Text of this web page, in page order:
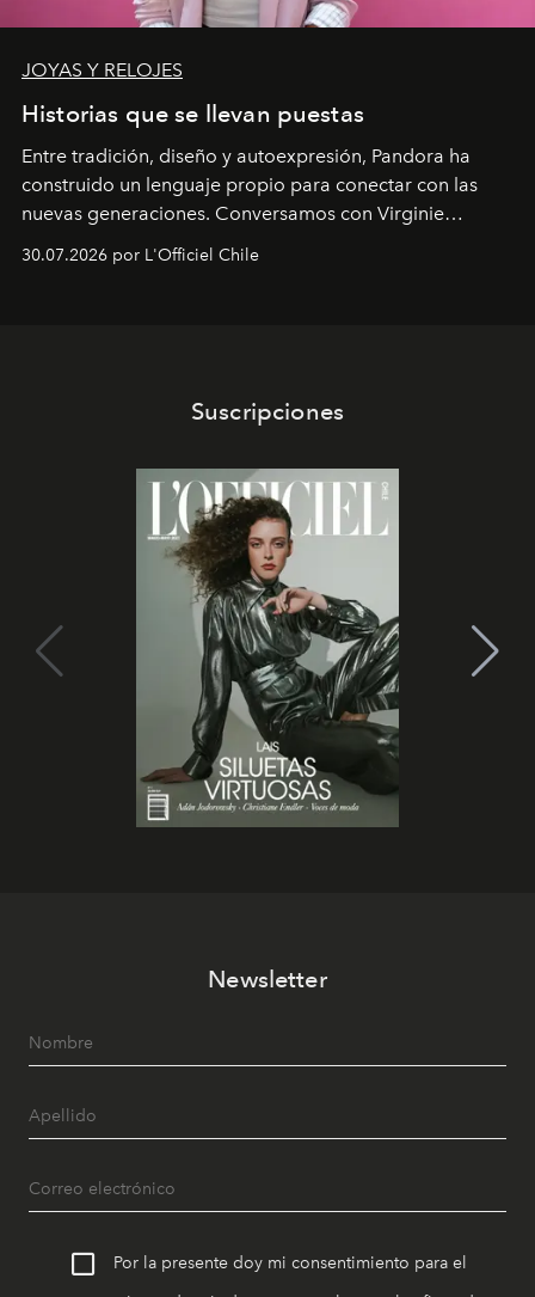
JOYAS Y RELOJES
Historias que se llevan puestas
Entre tradición, diseño y autoexpresión, Pandora ha
construido un lenguaje propio para conectar con las
nuevas generaciones. Conversamos con Virginie
Latinoamérica, sobre identidad, cultura y el valor
30.07.2026 por L'Officiel Chile
Suscripciones
Newsletter
Por la presente doy mi consentimiento para el